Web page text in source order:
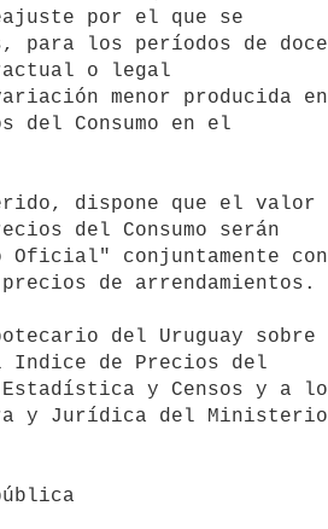
por el que se
para los períodos de doce
o legal
menor producida en
Consumo en el
del Consumo serán
conjuntamente con
de arrendamientos.
de Precios del
Estadística y Censos y a lo
y Jurídica del Ministerio